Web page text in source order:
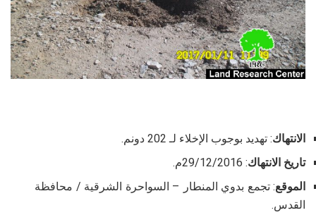
الانتهاك: تهديد بوجوب الإخلاء لـ 202 دونم.
تاريخ الانتهاك: 29/12/2016م.
الموقع: تجمع بدوي المنطار – السواحرة الشرقية / محافظة
القدس.